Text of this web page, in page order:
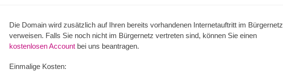
Die Domain wird zusätzlich auf Ihren bereits vorhandenen Internetauftritt im Bürgernetz
verweisen. Falls Sie noch nicht im Bürgernetz vertreten sind, können Sie einen
kostenlosen Account bei uns beantragen.
Einmalige Kosten: